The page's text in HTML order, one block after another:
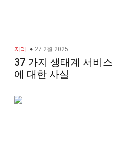
지리 27 2월 2025
37 가지 생태계 서비스
에 대한 사실